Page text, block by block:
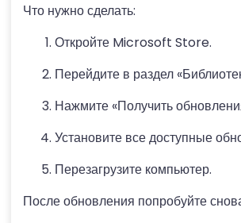
Что нужно сделать:
Откройте Microsoft Store.
Перейдите в раздел
Нажмите «Получить
Установите все доступные
Перезагрузите компьютер.
После обновления попробуйте